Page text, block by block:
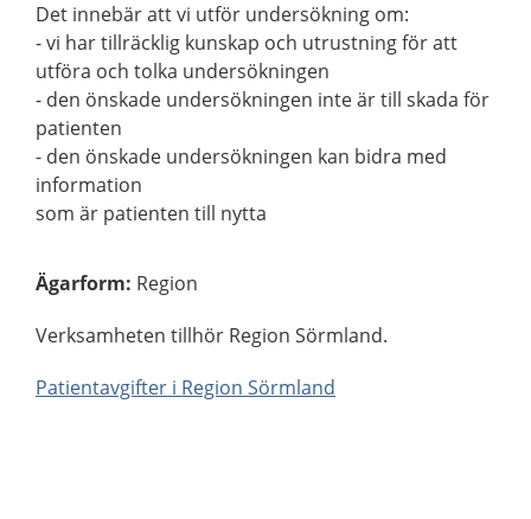
Det innebär att vi utför undersökning om:
- vi har tillräcklig kunskap och utrustning för att
utföra och tolka undersökningen
- den önskade undersökningen inte är till skada för
patienten
- den önskade undersökningen kan bidra med
information
som är patienten till nytta
Ägarform: Region
Verksamheten tillhör Region Sörmland.
Patientavgifter i Region Sörmland